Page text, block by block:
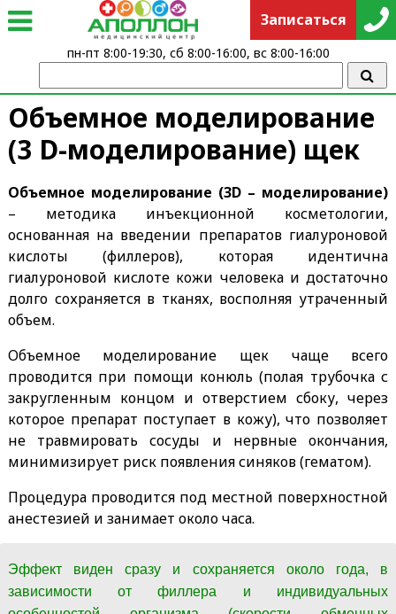
Объемное моделирование
(3 D-моделирование) щек
Объемное моделирование (3D – моделирование)
– методика инъекционной косметологии,
основанная на введении препаратов гиалуроновой
кислоты (филлеров), которая идентична
гиалуроновой кислоте кожи человека и достаточно
долго сохраняется в тканях, восполняя утраченный
объем.
Объемное моделирование щек чаще всего
проводится при помощи конюль (полая трубочка с
закругленным концом и отверстием сбоку, через
которое препарат поступает в кожу), что позволяет
не травмировать сосуды и нервные окончания,
минимизирует риск появления синяков (гематом).
Процедура проводится под местной поверхностной
анестезией и занимает около часа.
Эффект виден сразу и сохраняется около года, в
зависимости от филлера и индивидуальных
Записаться
пн-пт 8:00-19:30, сб 8:00-16:00, вс 8:00-16:00